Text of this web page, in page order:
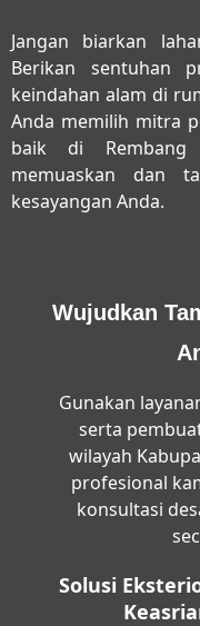
Jangan biarkan
Berikan sentuhan
keindahan alam di
Anda memilih mitra
baik di
memuaskan dan
kesayangan Anda.
Wujudkan
Gunakan
serta
wilayah
profesional
konsultasi
Solusi